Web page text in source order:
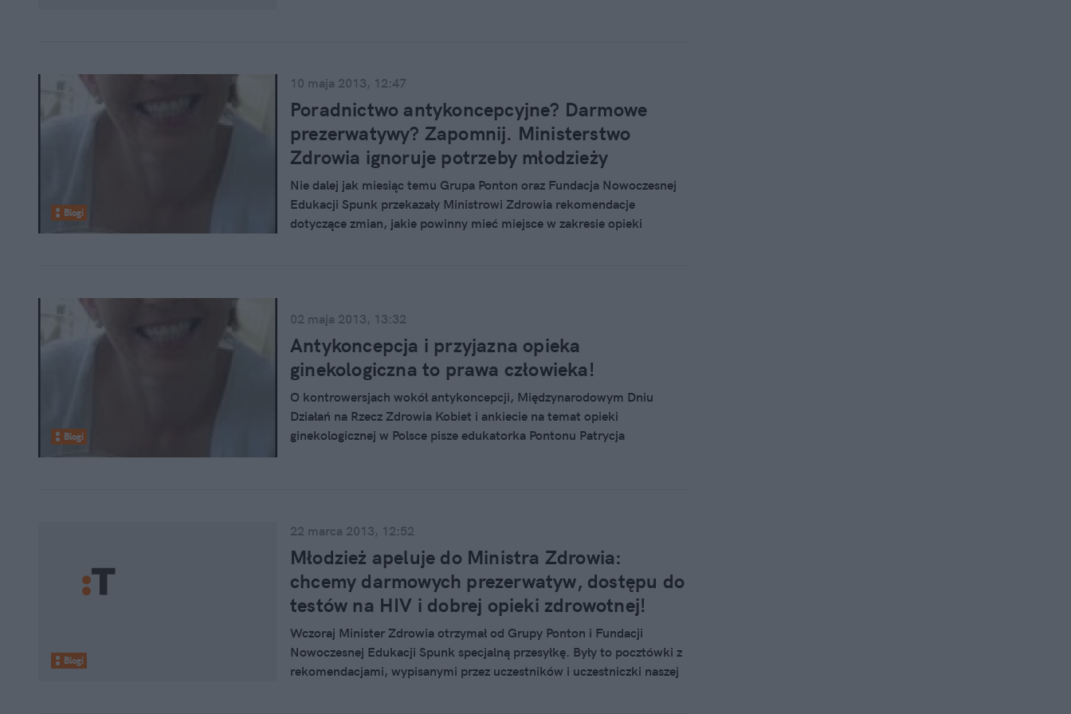
Blogi
10 maja 2013, 12:47
Poradnictwo antykoncepcyjne? Darmowe
prezerwatywy? Zapomnij. Ministerstwo
Zdrowia ignoruje potrzeby młodzieży
Nie dalej jak miesiąc temu Grupa Ponton oraz Fundacja Nowoczesnej
Edukacji Spunk przekazały Ministrowi Zdrowia rekomendacje
dotyczące zmian, jakie powinny mieć miejsce w zakresie opieki
rekomendacje miały przyczynić się do wprowadzenia zmian, tu i teraz,
a nie jedynie teoretycznych rozważań. Wiadomo, że punkt widzenia
zależy od punktu siedzenia i chyba Ministerstwo Zdrowia zbyt uparcie
patrzy na rzeczywistość przez pryzmat przepisów a nie codzienności, z
którą zmagają się młodzi ludzie - pisze edukatorka Pontonu Patrycja
Wonatowska
Blogi
02 maja 2013, 13:32
Antykoncepcja i przyjazna opieka
ginekologiczna to prawa człowieka!
O kontrowersjach wokół antykoncepcji, Międzynarodowym Dniu
Działań na Rzecz Zdrowia Kobiet i ankiecie na temat opieki
ginekologicznej w Polsce pisze edukatorka Pontonu Patrycja
Blogi
22 marca 2013, 12:52
Młodzież apeluje do Ministra Zdrowia:
chcemy darmowych prezerwatyw, dostępu do
testów na HIV i dobrej opieki zdrowotnej!
Wczoraj Minister Zdrowia otrzymał od Grupy Ponton i Fundacji
Nowoczesnej Edukacji Spunk specjalną przesyłkę. Były to pocztówki z
rekomendacjami, wypisanymi przez uczestników i uczestniczki naszej